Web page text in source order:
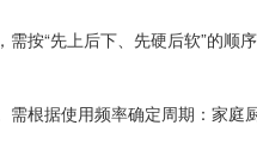
按“先上后下、先硬后软”的顺
根据使用频率确定周期：家庭